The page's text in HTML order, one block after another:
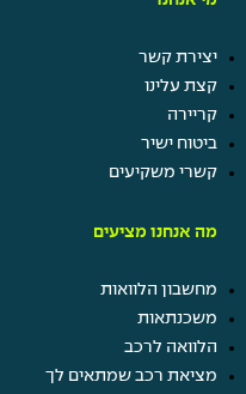
קרן מלגות
ערבי גיבוש ומסיבות
יצירת קשר
קצת עלינו
קריירה
ביטוח ישיר
קשרי משקיעים
מה אנחנו מציעים
מחשבון הלוואות
משכנתאות
הלוואה לרכב
מציאת רכב שמתאים לך